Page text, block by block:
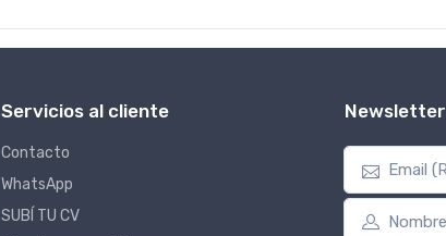
Servicios al cliente
Contacto
WhatsApp
SUBÍ TU CV
Newsletter